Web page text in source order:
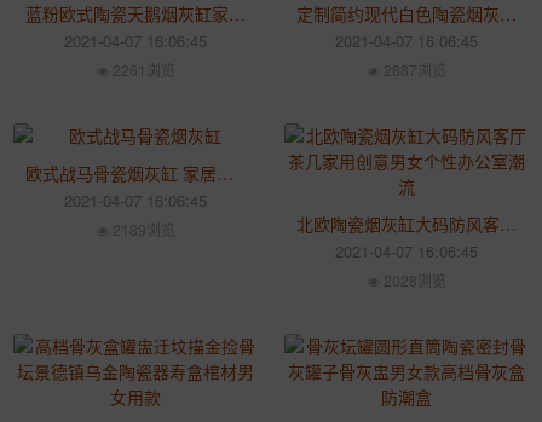
蓝粉欧式陶瓷天鹅烟灰缸家用时尚家居客厅创意茶几摆件装饰品摆设
2021-04-07 16:06:45
2261浏览
定制简约现代白色陶瓷烟灰缸酒店宾馆饭店餐厅家用客厅大小号广告
2021-04-07 16:06:45
2887浏览
欧式战马骨瓷烟灰缸 家居男士中年长辈雪茄创意烟灰缸KTV酒吧
2021-04-07 16:06:45
2189浏览 北欧陶瓷烟灰缸大码防风客厅茶几家用创意男女个性办公室潮流
2021-04-07 16:06:45
2028浏览